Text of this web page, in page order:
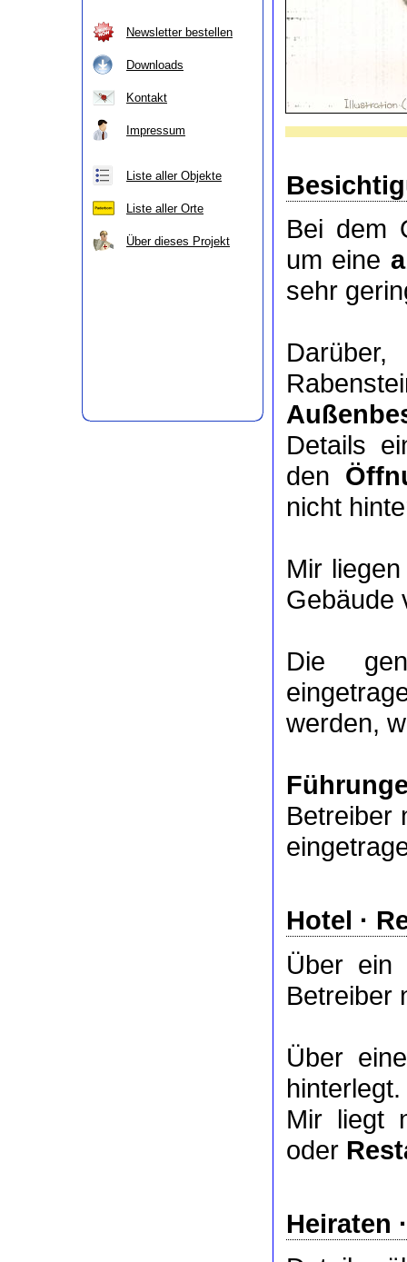
Newsletter bestellen
Downloads
Kontakt
Impressum
Liste aller Objekte
Liste aller Orte
Über dieses Projekt
Bei dem
um eine
sehr
Details
den
nicht
Mir
Gebäude
Die
werden,
Betreiber
Hotel ·
Über ein
Betreiber
Über
hinterlegt.
Mir liegt
oder
Heiraten